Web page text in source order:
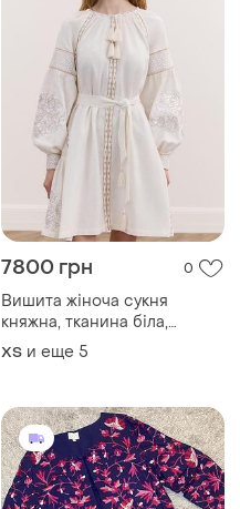
7800 грн 0
Вишита жіноча сукня
княжна, тканина біла,
орнамент золотавий
ХS и еще 5